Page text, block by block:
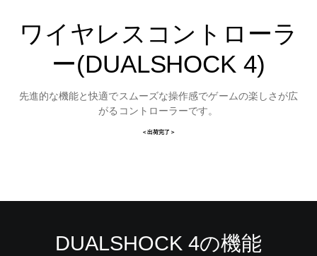
ワイヤレスコントローラ
ー(DUALSHOCK 4)
先進的な機能と快適でスムーズな操作感でゲームの楽しさが広
がるコントローラーです。
＜出荷完了＞
DUALSHOCK 4の機能